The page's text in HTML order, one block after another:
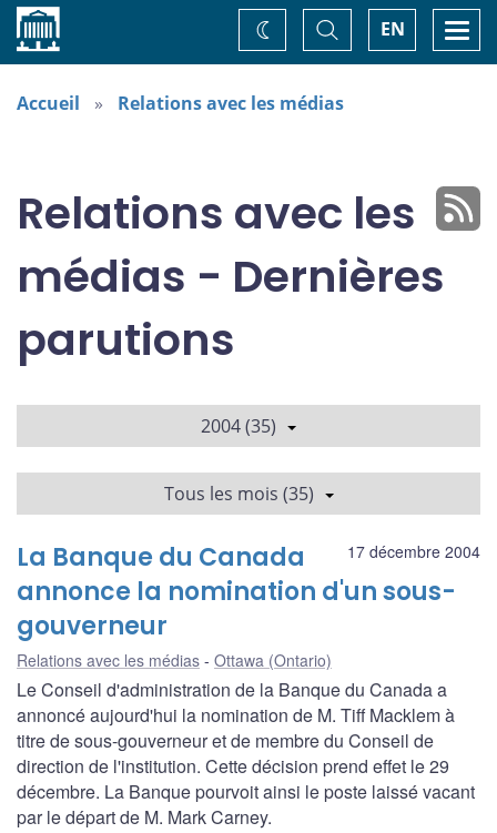
Accueil EN
Basculer
la
recherche
Changez
de
thème
Accueil Relations avec les médias
Relations avec les
médias - Dernières
parutions
2004 (35)
Tous les mois (35)
17 décembre 2004
La Banque du Canada
annonce la nomination d'un sous-
gouverneur
Relations avec les médias Ottawa (Ontario)
Le Conseil d'administration de la Banque du Canada a
annoncé aujourd'hui la nomination de M. Tiff Macklem à
titre de sous-gouverneur et de membre du Conseil de
direction de l'institution. Cette décision prend effet le 29
décembre. La Banque pourvoit ainsi le poste laissé vacant
par le départ de M. Mark Carney.